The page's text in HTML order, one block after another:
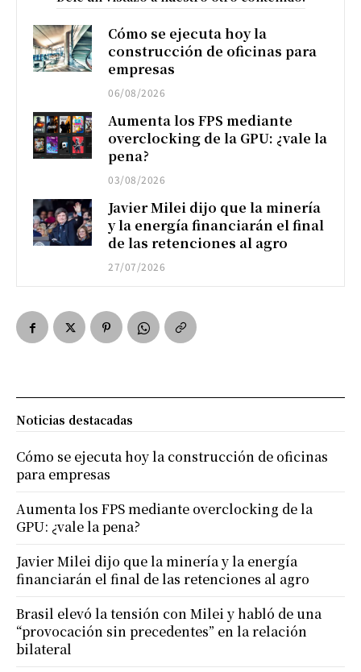
Cómo se ejecuta hoy la
construcción de oficinas para
empresas
06/08/2026
Aumenta los FPS mediante
overclocking de la GPU: ¿vale la
pena?
03/08/2026
Javier Milei dijo que la minería
y la energía financiarán el final
de las retenciones al agro
27/07/2026
Noticias destacadas
Cómo se ejecuta hoy la construcción de oficinas
para empresas
Aumenta los FPS mediante overclocking de la
GPU: ¿vale la pena?
Javier Milei dijo que la minería y la energía
financiarán el final de las retenciones al agro
Brasil elevó la tensión con Milei y habló de una
“provocación sin precedentes” en la relación
bilateral